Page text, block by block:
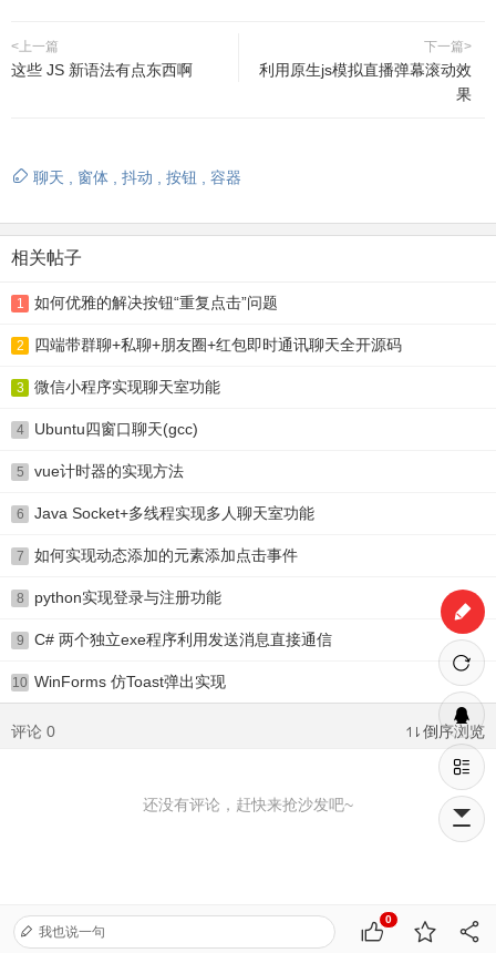
<上一篇
这些 JS 新语法有点东西啊
下一篇>
利用原生js模拟直播弹幕滚动效
果
聊天 窗体 抖动 按钮 容器
相关帖子
1 如何优雅的解决按钮“重复点击”问题
2 四端带群聊+私聊+朋友圈+红包即时通讯聊天全开源码
3 微信小程序实现聊天室功能
4 Ubuntu四窗口聊天(gcc)
5 vue计时器的实现方法
6 Java Socket+多线程实现多人聊天室功能
7 如何实现动态添加的元素添加点击事件
8 python实现登录与注册功能
9 C# 两个独立exe程序利用发送消息直接通信
10 WinForms 仿Toast弹出实现
评论 0 倒序浏览
还没有评论，赶快来抢沙发吧~
0
我也说一句